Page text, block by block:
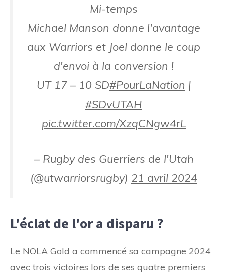
Mi-temps
Michael Manson donne l'avantage
aux Warriors et Joel donne le coup
d'envoi à la conversion !
UT 17 – 10 SD#PourLaNation |
#SDvUTAH
pic.twitter.com/XzqCNgw4rL
– Rugby des Guerriers de l'Utah
(@utwarriorsrugby) 21 avril 2024
L'éclat de l'or a disparu ?
Le NOLA Gold a commencé sa campagne 2024
avec trois victoires lors de ses quatre premiers